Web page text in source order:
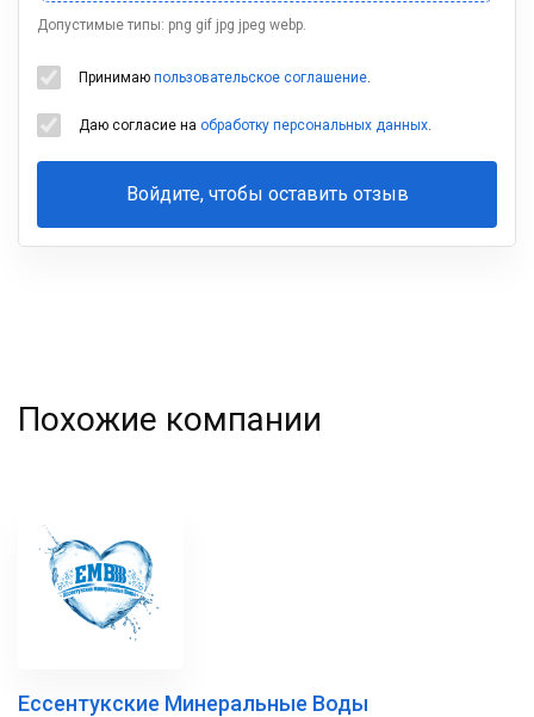
Допустимые типы: png gif jpg jpeg webp.
Принимаю пользовательское соглашение.
Даю согласие на обработку персональных данных.
Войдите, чтобы оставить отзыв
Ваша
Похожие компании
Ессентукские Минеральные Воды